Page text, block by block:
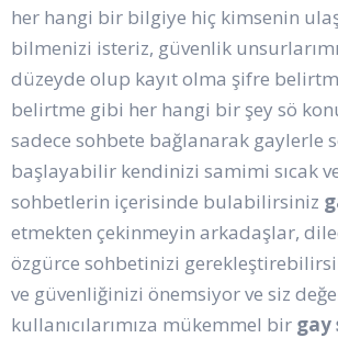
her hangi bir bilgiye hiç kimsenin
bilmenizi isteriz, güvenlik
düzeyde olup kayıt olma şifre
belirtme gibi her hangi bir şey sö
sadece sohbete bağlanarak gaylerle
başlayabilir kendinizi samimi sıcak
sohbetlerin içerisinde bulabilirsiniz
etmekten çekinmeyin arkadaşlar,
özgürce sohbetinizi
ve güvenliğinizi önemsiyor ve siz
kullanıcılarımıza mükemmel bir gay